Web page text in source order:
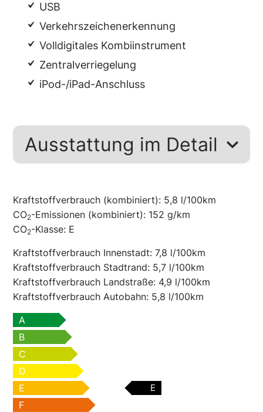
USB
Verkehrszeichenerkennung
Volldigitales Kombiinstrument
Zentralverriegelung
iPod-/iPad-Anschluss
Ausstattung im Detail
Kraftstoffverbrauch (kombiniert): 5,8 l/100km
CO2-Emissionen (kombiniert): 152 g/km
CO2-Klasse: E
Kraftstoffverbrauch Innenstadt:7,8 l/100km
Kraftstoffverbrauch Stadtrand: 5,7 l/100km
Kraftstoffverbrauch Landstraße: 4,9 l/100km
Kraftstoffverbrauch Autobahn: 5,8 l/100km
A
B
C
D
E
E
F